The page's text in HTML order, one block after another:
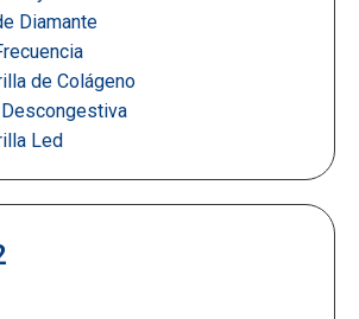
Diamante
de Colágeno
Led